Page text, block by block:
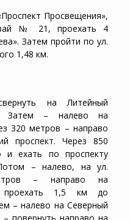
Просвещения»,
№ 21, проехать 4
Затем пройти по ул.
1,48 км.
на Литейный
Затем – налево на
320 метров – направо
проспект. Через 850
и ехать по проспекту
– налево, на ул.
– направо на
проехать 1,5 км до
– налево на Северный